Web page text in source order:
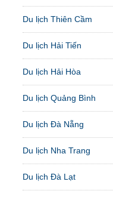
Du lịch Thiên Cầm
Du lịch Hải Tiến
Du lịch Hải Hòa
Du lịch Quảng Bình
Du lịch Đà Nẵng
Du lịch Nha Trang
Du lịch Đà Lạt